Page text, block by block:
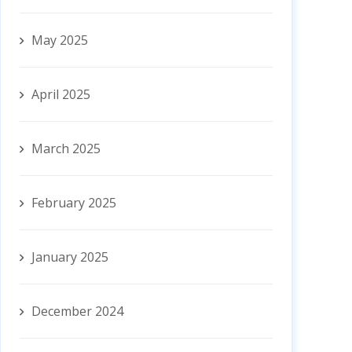
May 2025
April 2025
March 2025
February 2025
January 2025
December 2024